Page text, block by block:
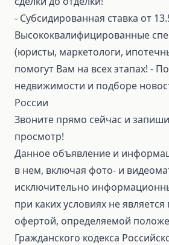
⁃ Субсидированная ставка от
Высококвалифицированные
(юристы, маркетологи,
помогут Вам на всех этапах! ⁃
недвижимости и подборе
России
Звоните прямо сейчас и
просмотр!
Данное объявление и
в нем, включая фото- и
исключительно
при каких условиях не
офертой, определяемой
Гражданского кодекса